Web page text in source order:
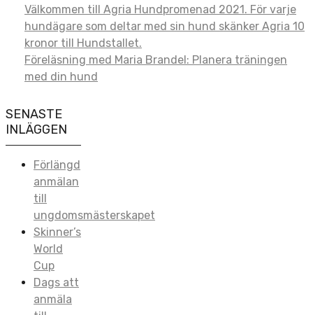
Post
navigation
Välkommen till Agria Hundpromenad 2021. För varje
hundägare som deltar med sin hund skänker Agria 10
kronor till Hundstallet.
Föreläsning med Maria Brandel: Planera träningen
med din hund
SENASTE
INLÄGGEN
Förlängd
anmälan
till
ungdomsmästerskapet
Skinner’s
World
Cup
Dags att
anmäla